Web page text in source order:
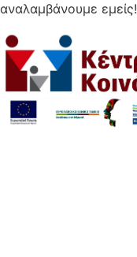
αναλαμβάνουμε εμείς!